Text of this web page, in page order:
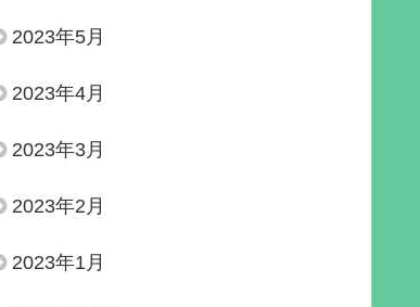
2023年5月
2023年4月
2023年3月
2023年2月
2023年1月